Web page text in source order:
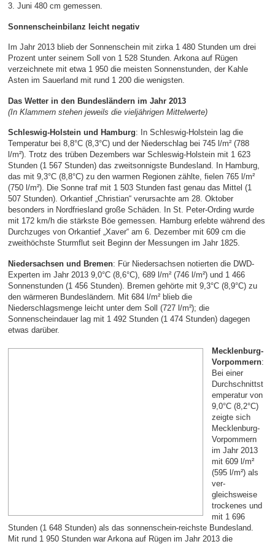
3. Juni 480 cm gemessen.
Sonnenscheinbilanz leicht negativ
Im Jahr 2013 blieb der Sonnenschein mit zirka 1 480 Stunden um drei
Prozent unter seinem Soll von 1 528 Stunden. Arkona auf Rügen
verzeichnete mit etwa 1 950 die meisten Sonnenstunden, der Kahle
Asten im Sauerland mit rund 1 200 die wenigsten.
Das Wetter in den Bundesländern im Jahr 2013
(In Klammern stehen jeweils die vieljährigen Mittelwerte)
Schleswig-Holstein und Hamburg: In Schleswig-Holstein lag die
Temperatur bei 8,8°C (8,3°C) und der Niederschlag bei 745 l/m² (788
l/m²). Trotz des trüben Dezembers war Schleswig-Holstein mit 1 623
Stunden (1 567 Stunden) das zweitsonnigste Bundesland. In Hamburg,
das mit 9,3°C (8,8°C) zu den warmen Regionen zählte, fielen 765 l/m²
(750 l/m²). Die Sonne traf mit 1 503 Stunden fast genau das Mittel (1
507 Stunden). Orkantief „Christian“ verursachte am 28. Oktober
besonders in Nordfriesland große Schäden. In St. Peter-Ording wurde
mit 172 km/h die stärkste Böe gemessen. Hamburg erlebte während des
Durchzuges von Orkantief „Xaver“ am 6. Dezember mit 609 cm die
zweithöchste Sturmflut seit Beginn der Messungen im Jahr 1825.
Niedersachsen und Bremen: Für Niedersachsen notierten die DWD-
Experten im Jahr 2013 9,0°C (8,6°C), 689 l/m² (746 l/m²) und 1 466
Sonnenstunden (1 456 Stunden). Bremen gehörte mit 9,3°C (8,9°C) zu
den wärmeren Bundesländern. Mit 684 l/m² blieb die
Niederschlagsmenge leicht unter dem Soll (727 l/m²); die
Sonnenscheindauer lag mit 1 492 Stunden (1 474 Stunden) dagegen
etwas darüber.
Mecklenburg-
Vorpommern:
Bei einer
Durchschnittst
emperatur von
9,0°C (8,2°C)
zeigte sich
Mecklenburg-
Vorpommern
im Jahr 2013
mit 609 l/m²
(595 l/m²) als
ver-
gleichsweise
trockenes und
mit 1 696
Stunden (1 648 Stunden) als das sonnenschein-reichste Bundesland.
Mit rund 1 950 Stunden war Arkona auf Rügen im Jahr 2013 die